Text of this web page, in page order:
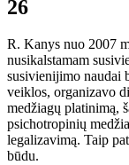
26
R. Kanys nuo 2007
nusikalstamam
susivienijimo naudai
veiklos, organizavo
medžiagų platinimą,
psichotropinių
legalizavimą. Taip
būdu.